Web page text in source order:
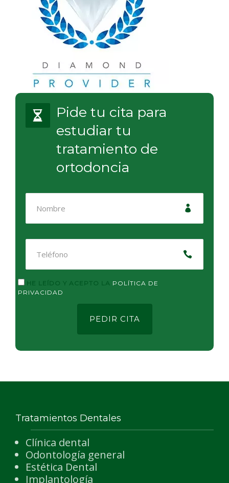
Pide tu cita para
estudiar tu
tratamiento de
ortodoncia
HE LEÍDO Y ACEPTO LA POLÍTICA DE
PRIVACIDAD
Tratamientos Dentales
Clínica dental
Odontología general
Estética Dental
Implantología